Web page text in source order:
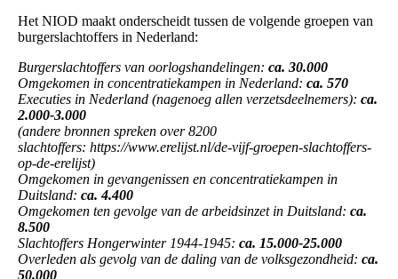
Het NIOD maakt onderscheidt tussen de volgende groepen van
burgerslachtoffers in Nederland:
Burgerslachtoffers van oorlogshandelingen: ca. 30.000
Omgekomen in concentratiekampen in Nederland: ca. 570
Executies in Nederland (nagenoeg allen verzetsdeelnemers): ca.
2.000-3.000
(andere bronnen spreken over 8200
slachtoffers: https://www.erelijst.nl/de-vijf-groepen-slachtoffers-
op-de-erelijst)
Omgekomen in gevangenissen en concentratiekampen in
Duitsland: ca. 4.400
Omgekomen ten gevolge van de arbeidsinzet in Duitsland: ca.
8.500
Slachtoffers Hongerwinter 1944-1945: ca. 15.000-25.000
Overleden als gevolg van de daling van de volksgezondheid: ca.
50.000